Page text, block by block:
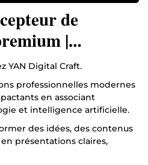
de
|
& IA
YAN Digital Craft.
professionnelles modernes
en associant
et intelligence artificielle.
des idées, des contenus
présentations claires,